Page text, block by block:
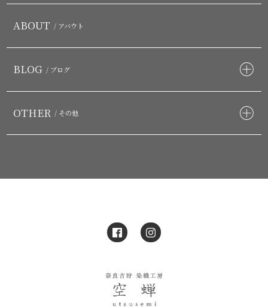
ABOUT / アバウト
BLOG / ブログ
OTHER / その他